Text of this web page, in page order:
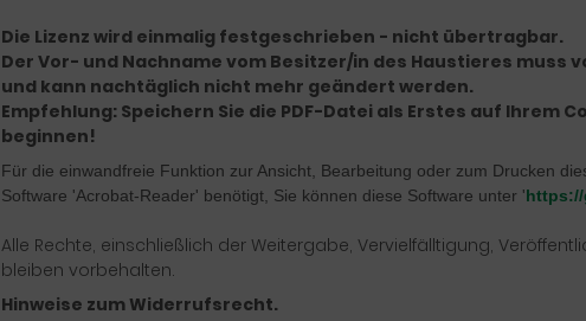
Die Lizenz wird einmalig festgeschrieben - nicht übertragbar.
Der Vor- und Nachname vom Besitzer/in des Haustieres muss
und kann nachtäglich nicht mehr geändert werden.
Empfehlung: Speichern Sie die PDF-Datei als Erstes auf Ihrem
beginnen!
Für die einwandfreie Funktion zur Ansicht, Bearbeitung oder zum Drucken
Software 'Acrobat-Reader' benötigt, Sie können diese Software unter 'https://
Alle Rechte, einschließlich der Weitergabe, Vervielfälltigung,
bleiben vorbehalten.
Hinweise zum Widerrufsrecht.